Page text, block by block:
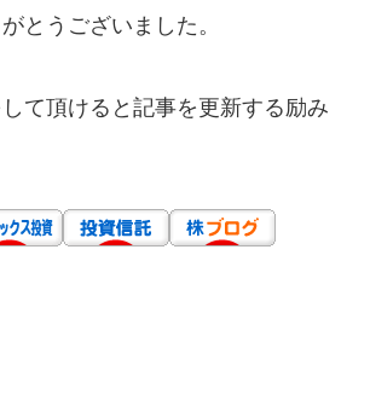
とうございました。
て頂けると記事を更新する励み